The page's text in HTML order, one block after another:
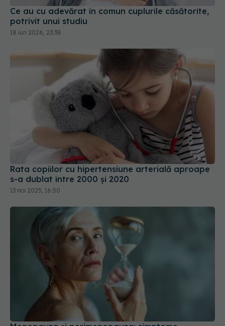
Ce au cu adevărat în comun cuplurile căsătorite,
potrivit unui studiu
18 iun 2026, 23:38
Rata copiilor cu hipertensiune arterială aproape
s-a dublat între 2000 şi 2020
13 noi 2025, 16:50